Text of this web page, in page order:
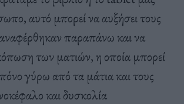
αυτό μπορεί να αυξήσει τους
παραπάνω και να
των ματιών, η οποία μπορεί
γύρω από τα μάτια και τους
και δυσκολία